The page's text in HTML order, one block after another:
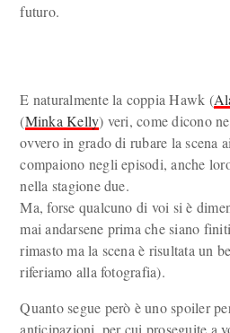
futuro.
E naturalmente la coppia Hawk (
(Minka Kelly) veri, come dicono
ovvero in grado di rubare la scena
compaiono negli episodi, anche
nella stagione due.
Ma, forse qualcuno di voi si è
mai andarsene prima che siano
rimasto ma la scena è risultata un
riferiamo alla fotografia).
Quanto segue però è uno spoiler
anticipazioni, per cui proseguite a